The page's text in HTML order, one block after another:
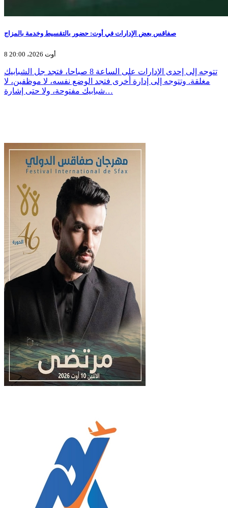
صفاقس بعض الإدارات في أوت: حضور بالتقسيط وخدمة بالمزاج
8 أوت 2026، 20:00
تتوجه إلى إحدى الإدارات على الساعة 8 صباحا، فتجد جل الشبابيك
مغلقة. وتتوجه إلى إدارة أخرى فتجد الوضع نفسه، لا موظفين، لا
شبابيك مفتوحة، ولا حتى إشارة…